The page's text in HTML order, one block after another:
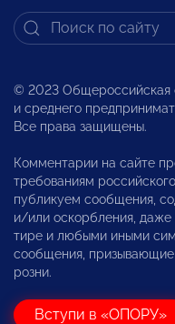
© 2023 Общероссийская
и среднего
Все права защищены.
Комментарии на сайте
требованиям
публикуем сообщения,
и/или оскорбления, даже
тире и любыми иными
сообщения,
розни.
Вступи в «ОПОРУ»